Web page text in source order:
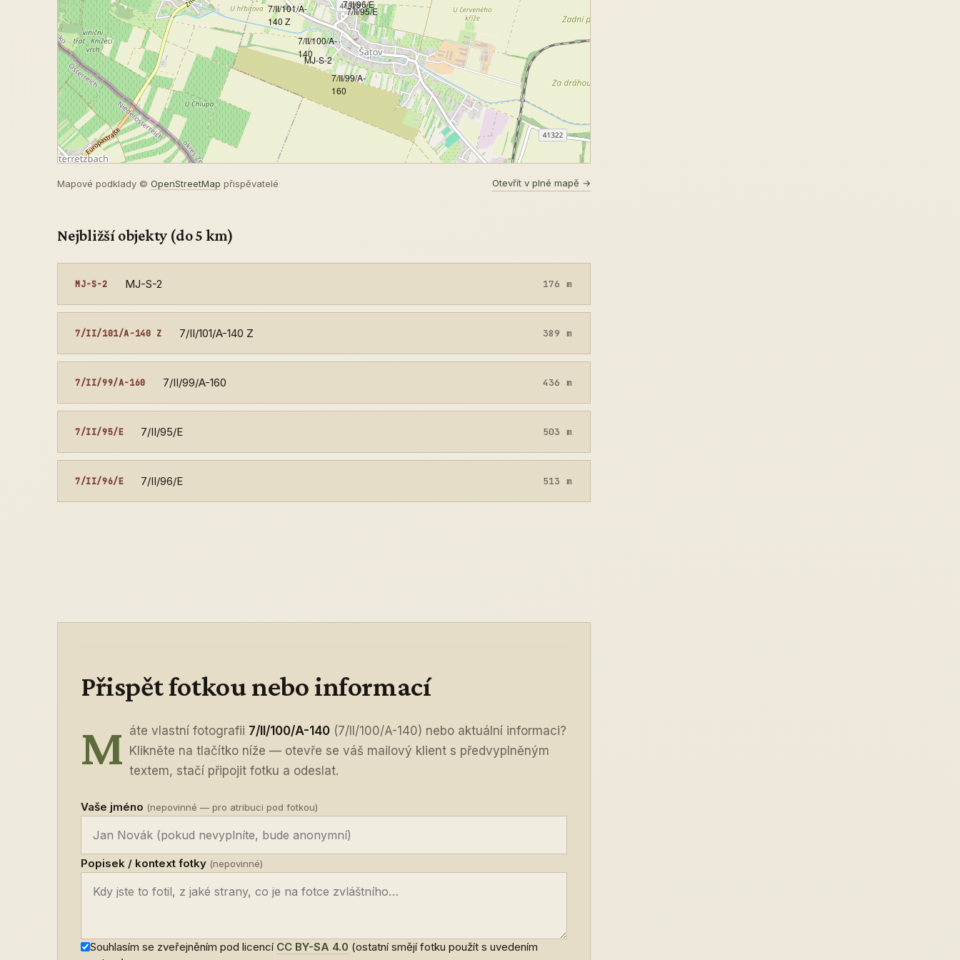
7/II/100/A-
140
MJ-S-2
7/II/101/A-
140 Z
7/II/99/A-
160
7/II/95/E
7/II/96/E
Mapové podklady © OpenStreetMap přispěvatelé Otevřít v plné mapě →
Nejbližší objekty (do 5 km)
MJ-S-2 MJ-S-2 176 m
7/II/101/A-140 Z 7/II/101/A-140 Z 389 m
7/II/99/A-160 7/II/99/A-160 436 m
7/II/95/E 7/II/95/E 503 m
7/II/96/E 7/II/96/E 513 m
Přispět fotkou nebo informací
M áte vlastní fotografii 7/II/100/A-140 (7/II/100/A-140) nebo aktuální informaci?
Klikněte na tlačítko níže — otevře se váš mailový klient s předvyplněným
textem, stačí připojit fotku a odeslat.
Vaše jméno (nepovinné — pro atribuci pod fotkou)
Popisek / kontext fotky (nepovinné)
Souhlasím se zveřejněním pod licencí CC BY-SA 4.0 (ostatní smějí fotku použít s uvedením